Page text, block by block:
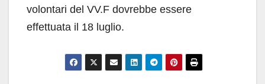
volontari del VV.F dovrebbe essere
effettuata il 18 luglio.